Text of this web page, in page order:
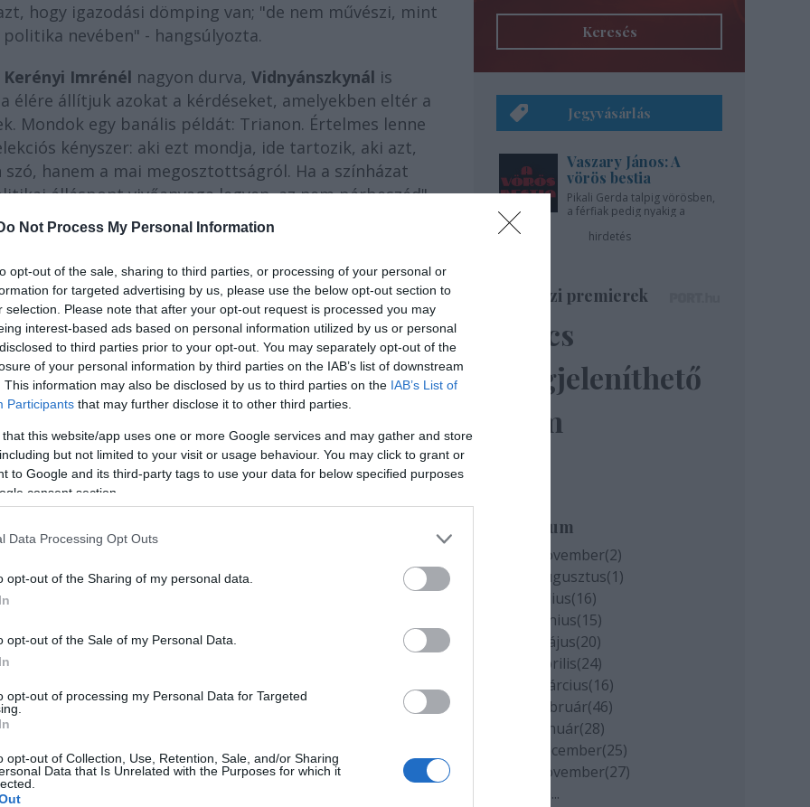
Not Process My Personal Information
opt-out of the sale, sharing to third parties, or processing of your personal or
for targeted advertising by us, please use the below opt-out section to
selection. Please note that after your opt-out request is processed you may
interest-based ads based on personal information utilized by us or personal
to third parties prior to your opt-out. You may separately opt-out of the
of your personal information by third parties on the IAB’s list of downstream
This information may also be disclosed by us to third parties on the IAB’s List of
Participants that may further disclose it to other third parties.
that this website/app uses one or more Google services and may gather and store
but not limited to your visit or usage behaviour. You may click to grant or
to Google and its third-party tags to use your data for below specified purposes
consent section.
Data Processing Opt Outs
opt-out of the Sharing of my personal data.
opt-out of the Sale of my Personal Data.
opt-out of processing my Personal Data for Targeted
opt-out of Collection, Use, Retention, Sale, and/or Sharing
Data that Is Unrelated with the Purposes for which it
hogy igazodási dömping van; "de nem művészi, mint
nevében" - hangsúlyozta.
Kerényi Imrénél nagyon durva, Vidnyánszkynál is
élére állítjuk azokat a kérdéseket, amelyekben eltér a
Mondok egy banális példát: Trianon. Értelmes lenne
kényszer: aki ezt mondja, ide tartozik, aki azt,
hanem a mai megosztottságról. Ha a színházat
álláspont vivőanyaga legyen, az nem párbeszéd" -
társulatokkal szemben kiéheztetési technika
megszűnik az éles határvonal a függetlenek, illetve
közt, hiszen ha a meghatározó
felől érkezett a nagyszínházakba. Én egész
ezt szép lassan elfogadta, a közönség szintén.
nem volt tragikus - akkor tragikus lett, és azóta is
szinte nevetséges összegről van szó, még a
130 milliójához képest is. Veszélye a
mecenatúra kifejlődését ássa alá. A kultúra nem
Keresés
Jegyvásárlás
Vaszary János: A
vörös bestia
Pikali Gerda talpig vörösben,
a férfiak pedig nyakig a
hirdetés
Színházi premierek
Nincs
megjeleníthető
elem
Archívum
2020 november(2)
2020 augusztus(1)
2020 július(16)
2020 június(15)
2020 május(20)
2020 április(24)
2020 március(16)
2020 február(46)
2020 január(28)
2019 december(25)
2019 november(27)
...